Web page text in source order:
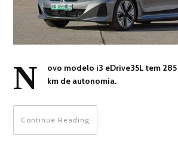
N
ovo modelo i3 eDrive35L tem
km de autonomia.
Continue Reading